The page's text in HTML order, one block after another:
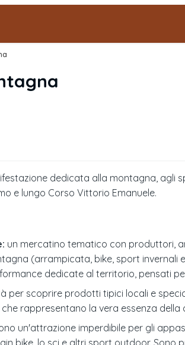
dedicata alla montagna, agli
e lungo Corso Vittorio Emanuele.
un mercatino tematico con produttori,
(arrampicata, bike, sport
dedicate al territorio, pensati
per scoprire prodotti tipici locali e
rappresentano la vera essenza della
un'attrazione imperdibile per gli
bike, lo sci e altri sport outdoor.